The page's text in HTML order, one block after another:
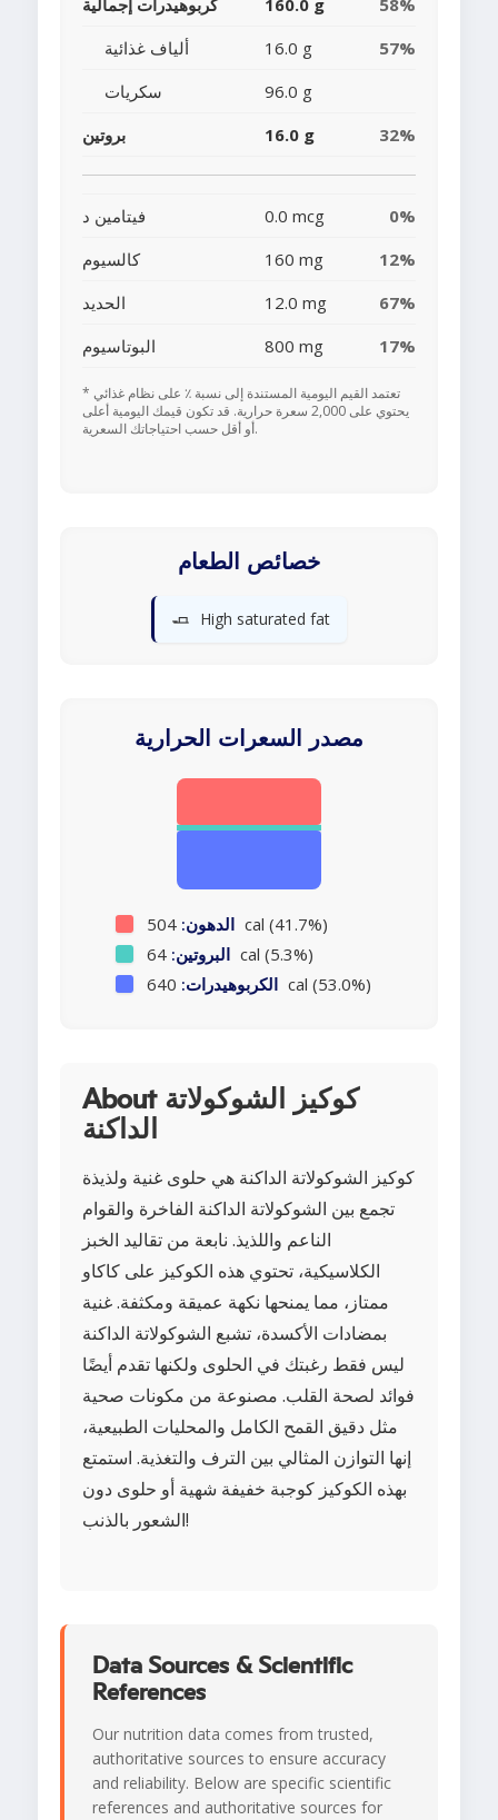
كربوهيدرات إجمالية 160.0 g
58%
ألياف غذائية
16.0 g
57%
سكريات
96.0 g
بروتين
16.0 g 32%
فيتامين د 0.0 mcg
0%
كالسيوم
160 mg
12%
الحديد
12.0 mg
67%
البوتاسيوم
800 mg 17%
* تعتمد القيم اليومية المستندة إلى نسبة ٪ على نظام غذائي
يحتوي على 2,000 سعرة حرارية. قد تكون قيمك اليومية أعلى
أو أقل حسب احتياجاتك السعرية.
خصائص الطعام
🧈 High saturated fat
مصدر السعرات الحرارية
الدهون: 504 cal (41.7%)
البروتين: 64 cal (5.3%)
الكربوهيدرات: 640 cal (53.0%)
About كوكيز الشوكولاتة
الداكنة
كوكيز الشوكولاتة الداكنة هي حلوى غنية ولذيذة
تجمع بين الشوكولاتة الداكنة الفاخرة والقوام
الناعم واللذيذ. نابعة من تقاليد الخبز
الكلاسيكية، تحتوي هذه الكوكيز على كاكاو
ممتاز، مما يمنحها نكهة عميقة ومكثفة. غنية
بمضادات الأكسدة، تشبع الشوكولاتة الداكنة
ليس فقط رغبتك في الحلوى ولكنها تقدم أيضًا
فوائد لصحة القلب. مصنوعة من مكونات صحية
مثل دقيق القمح الكامل والمحليات الطبيعية،
إنها التوازن المثالي بين الترف والتغذية. استمتع
بهذه الكوكيز كوجبة خفيفة شهية أو حلوى دون
الشعور بالذنب!
Data Sources & Scientific
References
Our nutrition data comes from trusted,
authoritative sources to ensure accuracy
and reliability. Below are specific scientific
references and authoritative sources for